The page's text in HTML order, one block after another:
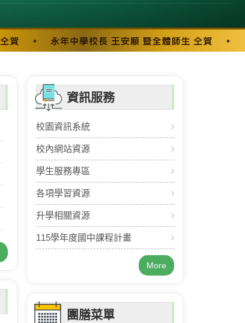
資訊服務
校園資訊系統
校內網站資源
學生服務專區
各項學習資源
升學相關資源
115學年度國中課程計畫
More
團膳菜單